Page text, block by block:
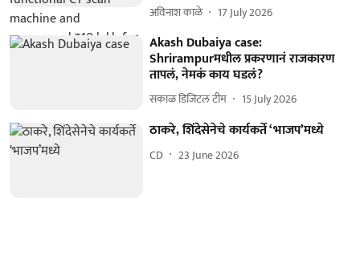
अविनाश काळे 17 July 2026
Akash Dubaiya case:
Shrirampurमधील प्रकरणानं राजकारण
तापलं, नेमकं काय घडलं?
सकाळ डिजिटल टीम 15 July 2026
ठाकरे, शिंदेसेनेचे कार्यकर्ते ‘भाजप’मध्ये
CD 23 June 2026